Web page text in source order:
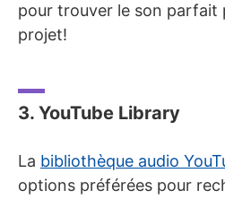
pour trouver le son parfait
projet!
3. YouTube Library
La bibliothèque audio
options préférées pour